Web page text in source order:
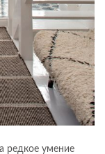
редкое умение